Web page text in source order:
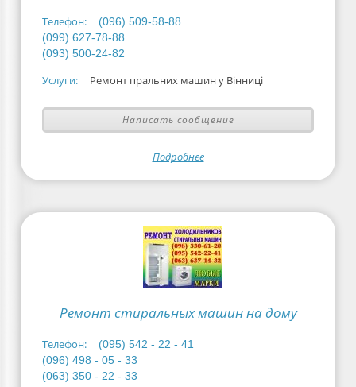
Телефон:
(096) 509-58-88
(099) 627-78-88
(093) 500-24-82
Услуги: Ремонт пральних машин у Вінниці
Написать сообщение
Подробнее
Ремонт стиральных машин на дому
Телефон:
(095) 542 - 22 - 41
(096) 498 - 05 - 33
(063) 350 - 22 - 33